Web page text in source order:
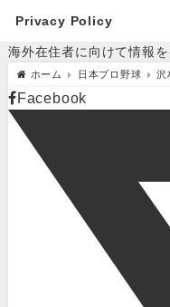
Privacy Policy
海外在住者に向けて情報を
ホーム 日本プロ野球 沢
Facebook